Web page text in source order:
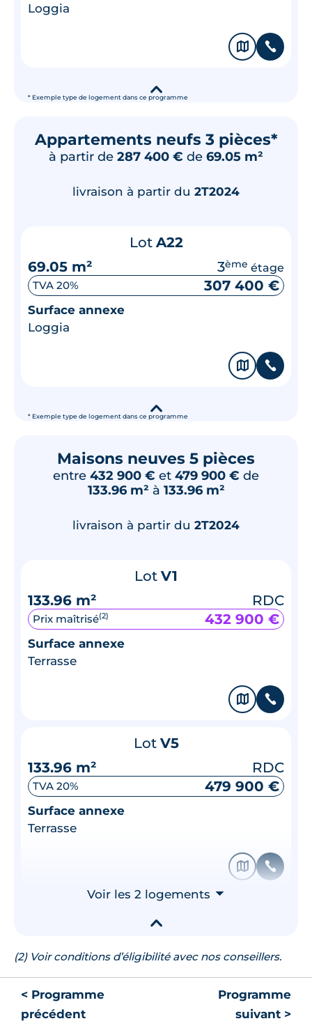
* Exemple type de logement dans ce programme
Loggia
🗞 📞
▾
Appartements neufs 3 pièces*
à partir de 287 400 € de 69.05 m²
* Exemple type de logement dans ce programme
livraison à partir du 2T2024
Lot A22
69.05 m²
3ème étage
TVA 20% 307 400 €
Surface annexe
Loggia
🗞 📞
▾
Maisons neuves 5 pièces
entre 432 900 € et 479 900 € de
133.96 m² à 133.96 m²
livraison à partir du 2T2024
Lot V1
133.96 m²
RDC
Prix maîtrisé(2) 432 900 €
Surface annexe
Terrasse
🗞 📞
Lot V5
133.96 m²
RDC
TVA 20% 479 900 €
Surface annexe
Terrasse
🗞 📞
Voir les 2 logements ⮟
▾
(2) Voir conditions d’éligibilité avec nos conseillers.
< Programme
précédent
Programme
suivant >